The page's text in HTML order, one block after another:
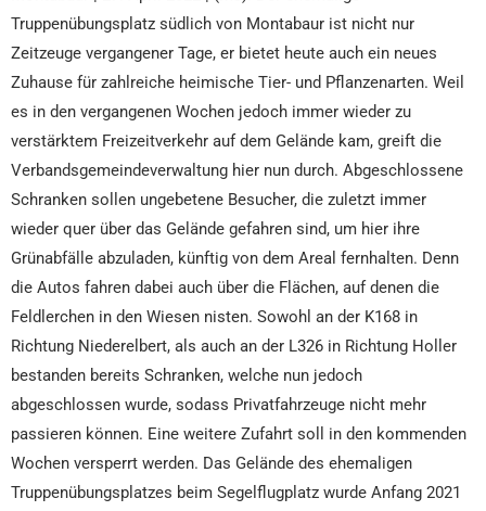
Truppenübungsplatz südlich von Montabaur ist nicht nur
Zeitzeuge vergangener Tage, er bietet heute auch ein neues
Zuhause für zahlreiche heimische Tier- und Pflanzenarten. Weil
es in den vergangenen Wochen jedoch immer wieder zu
verstärktem Freizeitverkehr auf dem Gelände kam, greift die
Verbandsgemeindeverwaltung hier nun durch. Abgeschlossene
Schranken sollen ungebetene Besucher, die zuletzt immer
wieder quer über das Gelände gefahren sind, um hier ihre
Grünabfälle abzuladen, künftig von dem Areal fernhalten. Denn
die Autos fahren dabei auch über die Flächen, auf denen die
Feldlerchen in den Wiesen nisten. Sowohl an der K168 in
Richtung Niederelbert, als auch an der L326 in Richtung Holler
bestanden bereits Schranken, welche nun jedoch
abgeschlossen wurde, sodass Privatfahrzeuge nicht mehr
passieren können. Eine weitere Zufahrt soll in den kommenden
Wochen versperrt werden. Das Gelände des ehemaligen
Truppenübungsplatzes beim Segelflugplatz wurde Anfang 2021